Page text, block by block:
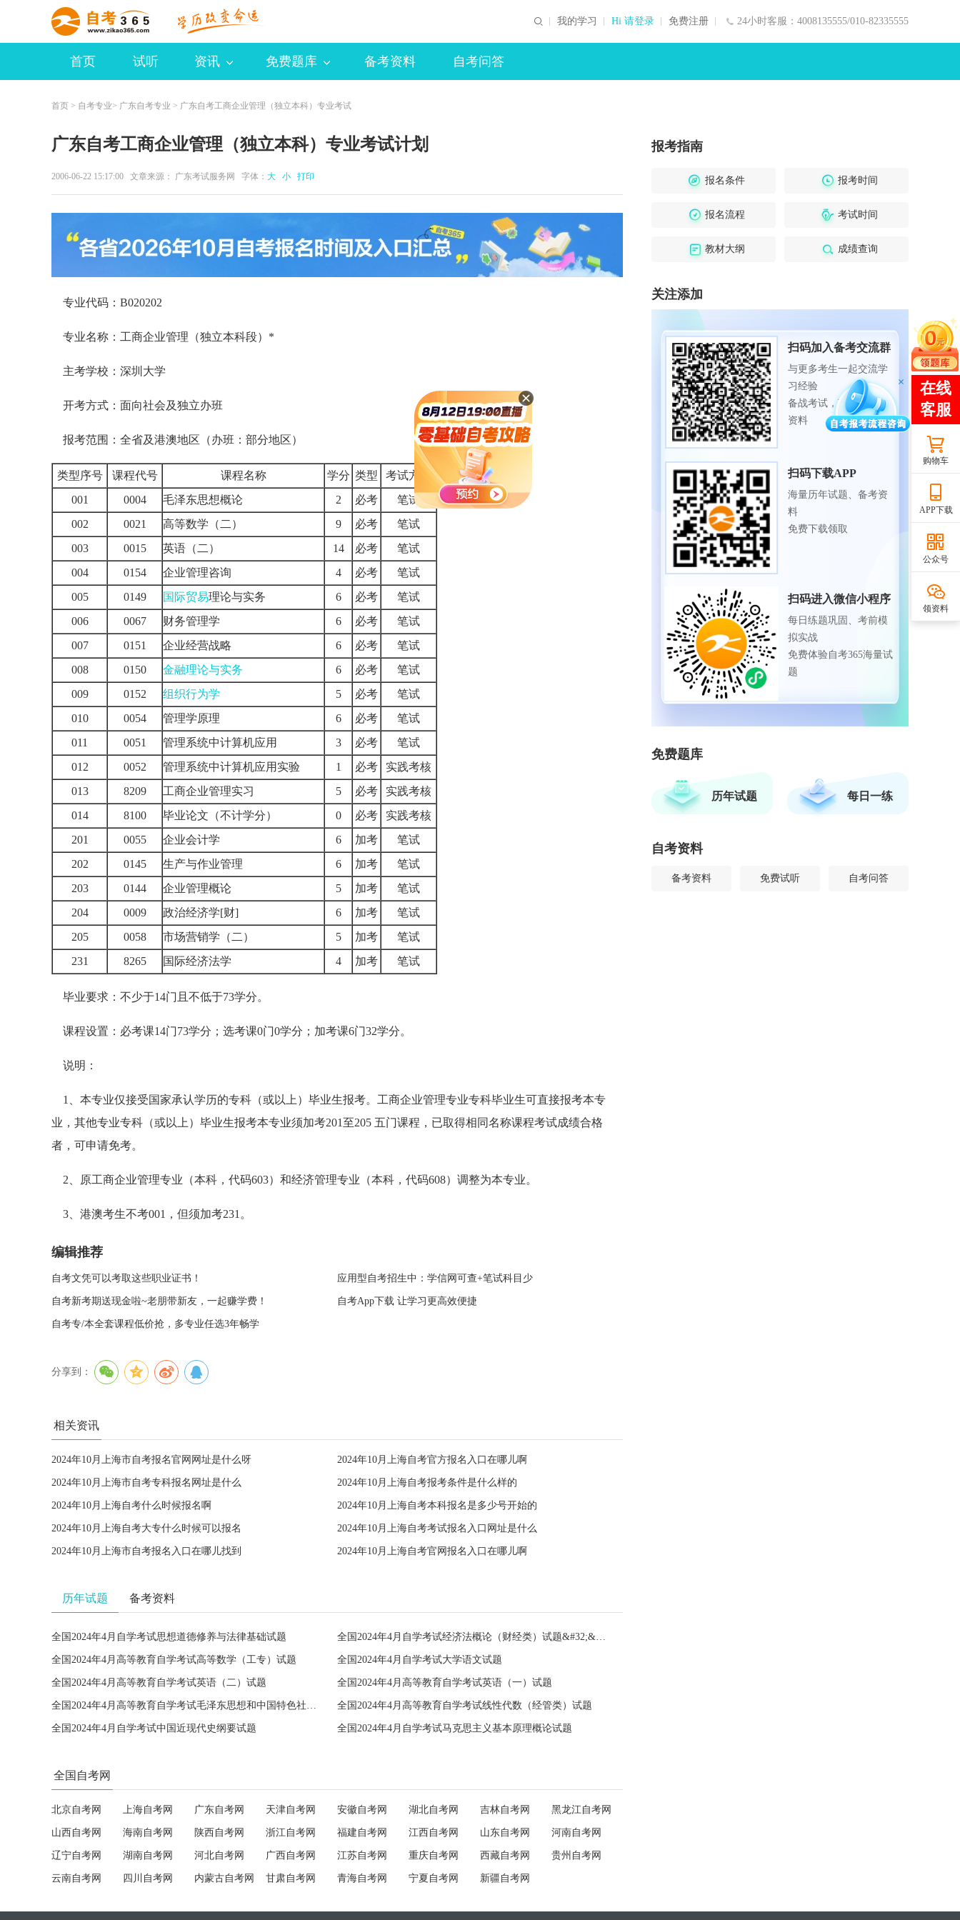
24小时客服：4008135555/010-82335555
我的学习 Hi 请登录 免费注册
首页 试听 资讯 免费题库 备考资料 自考问答
首页 > 自考专业> 广东自考专业 > 广东自考工商企业管理（独立本科）专业考试
广东自考工商企业管理（独立本科）专业考试计划
2006-06-22 15:17:00 文章来源： 广东考试服务网 字体： 大 小 打印
专业代码：B020202
专业名称：工商企业管理（独立本科段）*
主考学校：深圳大学
开考方式：面向社会及独立办班
报考范围：全省及港澳地区（办班：部分地区）
类型序号 课程代号 课程名称 学分 类型
考试方式
001
0004 毛泽东思想概论 2 必考
笔试
002
0021 高等数学（二） 9 必考
笔试
003
0015 英语（二） 14 必考
笔试
004
0154 企业管理咨询 4 必考
笔试
005
0149 国际贸易理论与实务 6 必考
笔试
006
0067 财务管理学 6 必考
笔试
007
0151 企业经营战略 6 必考
笔试
008
0150 金融理论与实务 6 必考
笔试
009
0152 组织行为学 5 必考
笔试
010
0054 管理学原理 6 必考
笔试
011
0051 管理系统中计算机应用 3 必考
笔试
012
0052 管理系统中计算机应用实验 1 必考
实践考核
013
8209 工商企业管理实习 5 必考
实践考核
014
8100 毕业论文（不计学分） 0 必考
实践考核
201
0055 企业会计学 6 加考
笔试
202
0145 生产与作业管理 6 加考
笔试
203
0144 企业管理概论 5 加考
笔试
204
0009 政治经济学[财] 6 加考
笔试
205
0058 市场营销学（二） 5 加考
笔试
231
8265 国际经济法学 4 加考 笔试
毕业要求：不少于14门且不低于73学分。
课程设置：必考课14门73学分；选考课0门0学分；加考课6门32学分。
说明：
1、本专业仅接受国家承认学历的专科（或以上）毕业生报考。工商企业管理专业专科毕业生可直接报考本专
业，其他专业专科（或以上）毕业生报考本专业须加考201至205 五门课程，已取得相同名称课程考试成绩合格
者，可申请免考。
2、原工商企业管理专业（本科，代码603）和经济管理专业（本科，代码608）调整为本专业。
3、港澳考生不考001，但须加考231。
编辑推荐
自考文凭可以考取这些职业证书！ 应用型自考招生中：学信网可查+笔试科目少
自考新考期送现金啦~老朋带新友，一起赚学费！ 自考App下载 让学习更高效便捷
自考专/本全套课程低价抢，多专业任选3年畅学
分享到：
相关资讯
2024年10月上海市自考报名官网网址是什么呀 2024年10月上海自考官方报名入口在哪儿啊
2024年10月上海市自考专科报名网址是什么 2024年10月上海自考报考条件是什么样的
2024年10月上海自考什么时候报名啊 2024年10月上海自考本科报名是多少号开始的
2024年10月上海自考大专什么时候可以报名 2024年10月上海自考考试报名入口网址是什么
2024年10月上海市自考报名入口在哪儿找到 2024年10月上海自考官网报名入口在哪儿啊
历年试题 备考资料
全国2024年4月自学考试思想道德修养与法律基础试题 全国2024年4月自学考试经济法概论（财经类）试题&#32;&#32;
全国2024年4月高等教育自学考试高等数学（工专）试题 全国2024年4月自学考试大学语文试题
全国2024年4月高等教育自学考试英语（二）试题 全国2024年4月高等教育自学考试英语（一）试题
全国2024年4月高等教育自学考试毛泽东思想和中国特色社会主义理论体系概论试题 全国2024年4月高等教育自学考试线性代数（经管类）试题
全国2024年4月自学考试中国近现代史纲要试题 全国2024年4月自学考试马克思主义基本原理概论试题
全国自考网
北京自考网 上海自考网 广东自考网 天津自考网 安徽自考网 湖北自考网 吉林自考网 黑龙江自考网
山西自考网 海南自考网 陕西自考网 浙江自考网 福建自考网 江西自考网 山东自考网 河南自考网
辽宁自考网 湖南自考网 河北自考网 广西自考网 江苏自考网 重庆自考网 西藏自考网 贵州自考网
云南自考网 四川自考网 内蒙古自考网 甘肃自考网 青海自考网 宁夏自考网 新疆自考网
报考指南
报名条件 报考时间
报名流程 考试时间
教材大纲 成绩查询
关注添加
扫码加入备考交流群
与更多考生一起交流学
习经验
备战考试，获取试题及
资料
扫码下载APP
海量历年试题、备考资
料
免费下载领取
扫码进入微信小程序
每日练题巩固、考前模
拟实战
免费体验自考365海量试
题
免费题库
历年试题 每日一练
自考资料
备考资料 免费试听 自考问答
购物车
APP下载
公众号
领资料